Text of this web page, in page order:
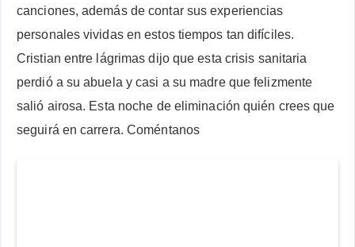
canciones, además de contar sus experiencias
personales vividas en estos tiempos tan difíciles.
Cristian entre lágrimas dijo que esta crisis sanitaria
perdió a su abuela y casi a su madre que felizmente
salió airosa. Esta noche de eliminación quién crees que
seguirá en carrera. Coméntanos